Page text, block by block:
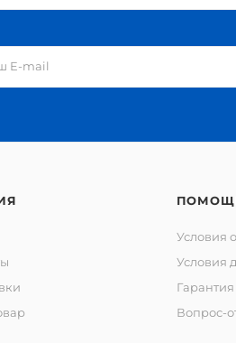
Условия
Условия
Вопрос-